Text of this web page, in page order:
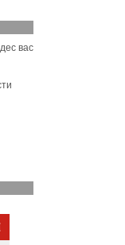
вас